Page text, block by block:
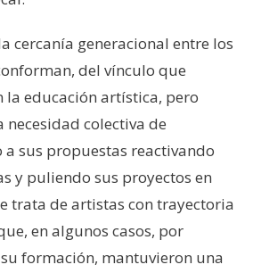
cercanía generacional entre los
del vínculo que
la educación artística, pero
necesidad colectiva de
a sus propuestas reactivando
y puliendo sus proyectos en
trata de artistas con trayectoria
en algunos casos, por
formación, mantuvieron una